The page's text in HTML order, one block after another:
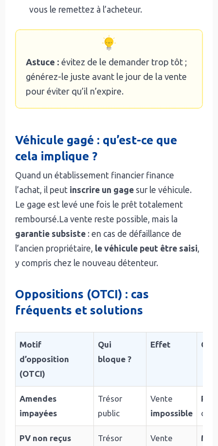
vous le remettez à l’acheteur.
Astuce : évitez de le demander trop tôt ;
générez-le juste avant le jour de la vente
pour éviter qu’il n’expire.
Véhicule gagé : qu’est-ce que
cela implique ?
Quand un établissement financier finance
l’achat, il peut inscrire un gage sur le véhicule.
Le gage est levé une fois le prêt totalement
remboursé.La vente reste possible, mais la
garantie subsiste : en cas de défaillance de
l’ancien propriétaire, le véhicule peut être saisi,
y compris chez le nouveau détenteur.
Oppositions (OTCI) : cas
fréquents et solutions
Motif
d’opposition
(OTCI)
Qui
bloque ?
Effet
Amendes
impayées
Trésor
public
Vente
impossible
des
PV non reçus
Trésor
Vente